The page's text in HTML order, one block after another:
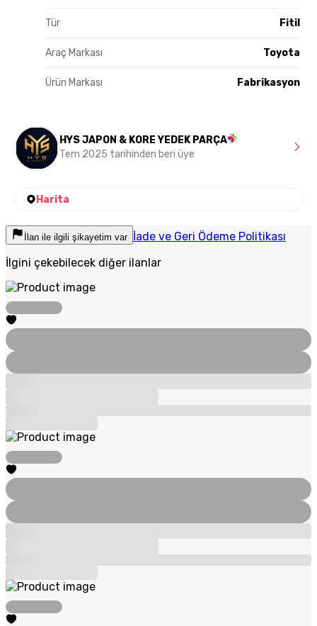
Tür Fitil
Araç Markası Toyota
Ürün Markası Fabrikasyon
HYS JAPON & KORE YEDEK PARÇA
Tem 2025 tarihinden beri üye
Harita
İlan ile ilgili şikayetim var İade ve Geri Ödeme Politikası
İlgini çekebilecek diğer ilanlar